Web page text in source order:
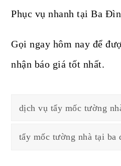
Phục vụ nhanh tại Ba
Gọi ngay hôm nay để
nhận báo giá tốt nhất.
dịch vụ tẩy mốc tường
tẩy mốc tường nhà tại ba